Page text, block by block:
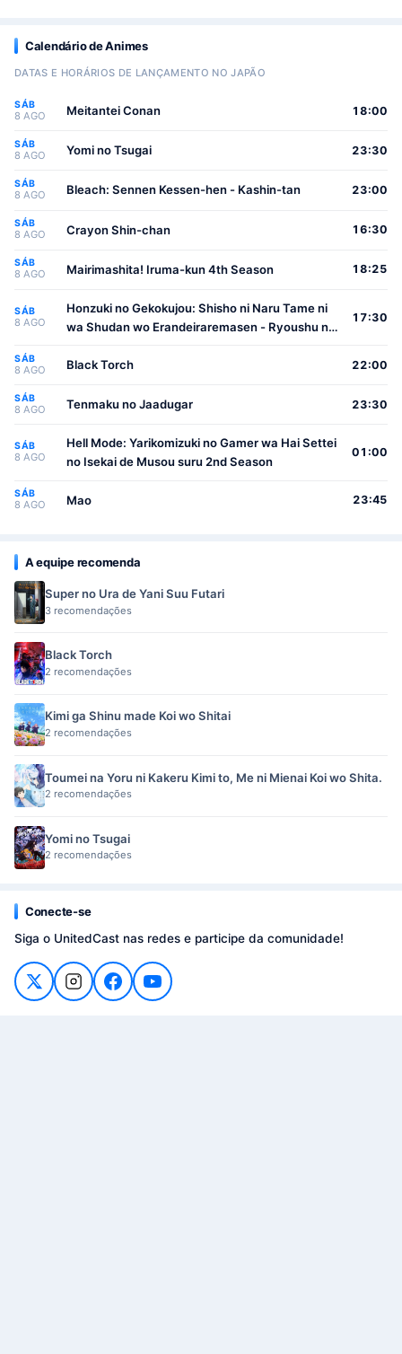
Calendário de Animes
DATAS E HORÁRIOS DE LANÇAMENTO NO JAPÃO
SÁB
8 AGO Meitantei Conan 18:00
SÁB
8 AGO Yomi no Tsugai 23:30
SÁB
8 AGO Bleach: Sennen Kessen-hen - Kashin-tan 23:00
SÁB
8 AGO Crayon Shin-chan 16:30
SÁB
8 AGO Mairimashita! Iruma-kun 4th Season 18:25
SÁB
8 AGO
Honzuki no Gekokujou: Shisho ni Naru Tame ni
wa Shudan wo Erandeiraremasen - Ryoushu no
17:30
SÁB
8 AGO Black Torch 22:00
SÁB
8 AGO Tenmaku no Jaadugar 23:30
SÁB
8 AGO
Hell Mode: Yarikomizuki no Gamer wa Hai Settei
no Isekai de Musou suru 2nd Season
01:00
SÁB
8 AGO Mao 23:45
A equipe recomenda
Super no Ura de Yani Suu Futari
3 recomendações
Black Torch
2 recomendações
Kimi ga Shinu made Koi wo Shitai
2 recomendações
Toumei na Yoru ni Kakeru Kimi to, Me ni Mienai Koi wo Shita.
2 recomendações
Yomi no Tsugai
2 recomendações
Conecte-se
Siga o UnitedCast nas redes e participe da comunidade!